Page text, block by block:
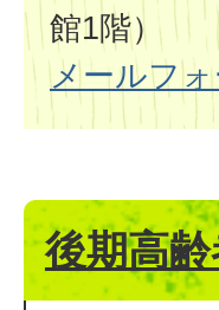
館1階）
メールフ
後期高